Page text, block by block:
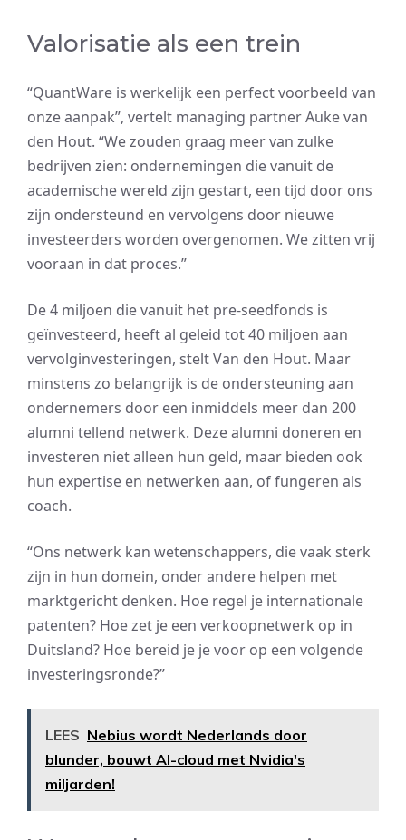
Valorisatie als een trein
“QuantWare is werkelijk een perfect voorbeeld van
onze aanpak”, vertelt managing partner Auke van
den Hout. “We zouden graag meer van zulke
bedrijven zien: ondernemingen die vanuit de
academische wereld zijn gestart, een tijd door ons
zijn ondersteund en vervolgens door nieuwe
investeerders worden overgenomen. We zitten vrij
vooraan in dat proces.”
De 4 miljoen die vanuit het pre-seedfonds is
geïnvesteerd, heeft al geleid tot 40 miljoen aan
vervolginvesteringen, stelt Van den Hout. Maar
minstens zo belangrijk is de ondersteuning aan
ondernemers door een inmiddels meer dan 200
alumni tellend netwerk. Deze alumni doneren en
investeren niet alleen hun geld, maar bieden ook
hun expertise en netwerken aan, of fungeren als
coach.
“Ons netwerk kan wetenschappers, die vaak sterk
zijn in hun domein, onder andere helpen met
marktgericht denken. Hoe regel je internationale
patenten? Hoe zet je een verkoopnetwerk op in
Duitsland? Hoe bereid je je voor op een volgende
investeringsronde?”
LEES Nebius wordt Nederlands door
blunder, bouwt AI-cloud met Nvidia's
miljarden!